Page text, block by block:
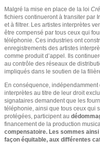
Malgré la mise en place de la loi
fichiers continueront à transiter par
et à filtrer. Les artistes interprètes
être compensé par tous ceux qui
téléphonie. Ces industries ont
enregistrements des artistes
comme produit d’appel. Ils
au contrôle des réseaux de
impliqués dans le soutien de la
En conséquence,
interprètes au titre de leur droit
signataires demandent que les
téléphonie, ainsi que tous ceux qui
protégées, participent au
financement de la production
compensatoire. Les sommes
façon équitable, aux différentes